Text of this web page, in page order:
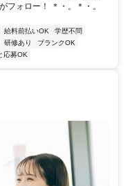
フォロー！ ＊・。＊・。
給料前払いOK
学歴不問
研修あり
ブランクOK
応募OK